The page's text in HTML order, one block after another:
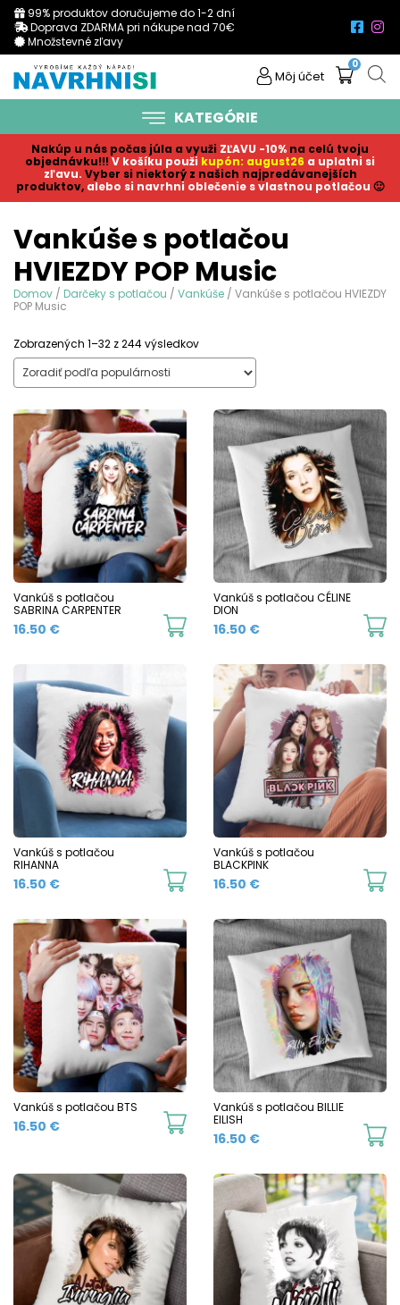
99% produktov doručujeme do 1-2 dní
Doprava ZDARMA pri nákupe nad 70€
Množstevné zľavy
Môj účet
0
KATEGÓRIE
Nakúp u nás počas júla a využi ZĽAVU -10% na celú tvoju
objednávku!!! V košíku použi kupón: august26 a uplatni si
zľavu. Vyber si niektorý z našich najpredávanejších
produktov, alebo si navrhni oblečenie s vlastnou potlačou 🙂
Vankúše s potlačou
HVIEZDY POP Music
Domov / Darčeky s potlačou / Vankúše / Vankúše s potlačou HVIEZDY
POP Music
Zobrazených 1–32 z 244 výsledkovSorted
by
popularity
Vankúš s potlačou
SABRINA CARPENTER
16.50 €
Vankúš s potlačou CÉLINE
DION
16.50 €
Vankúš s potlačou
RIHANNA
16.50 €
Vankúš s potlačou
BLACKPINK
16.50 €
Vankúš s potlačou BTS
16.50 €
Vankúš s potlačou BILLIE
EILISH
16.50 €